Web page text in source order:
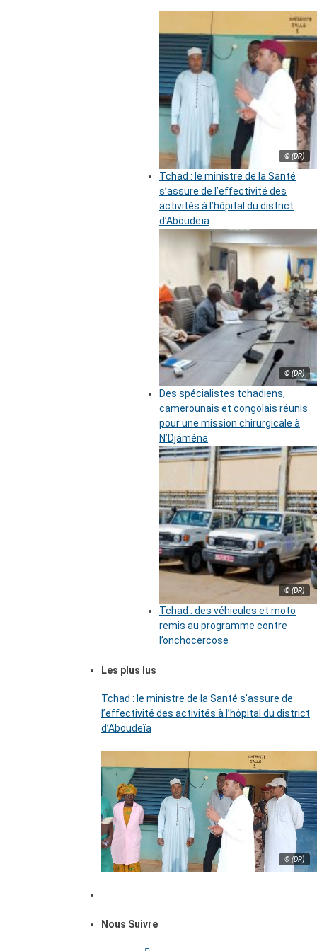
© (DR)
Tchad : le ministre de la Santé
s’assure de l’effectivité des
activités à l’hôpital du district
d’Aboudeïa
© (DR)
Des spécialistes tchadiens,
camerounais et congolais réunis
pour une mission chirurgicale à
N’Djaména
© (DR)
Tchad : des véhicules et moto
remis au programme contre
l’onchocercose
Les plus lus
Tchad : le ministre de la Santé s’assure de
l’effectivité des activités à l’hôpital du district
d’Aboudeïa
© (DR)
Nous Suivre